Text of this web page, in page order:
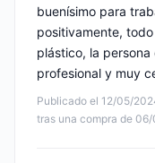
Publicado el 12/05/
tras una compra de
buenísimo para
positivamente,
plástico, la
profesional y muy